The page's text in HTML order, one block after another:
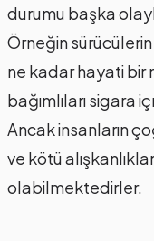
durumu başka
Örneğin
ne kadar hayati bir
bağımlıları sigara
Ancak insanların
ve kötü
olabilmektedirler.